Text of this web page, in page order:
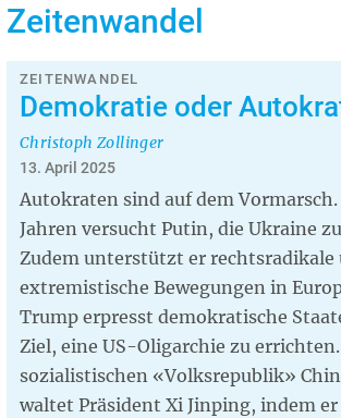
Zeitenwandel
ZEITENWANDEL
Demokratie oder
Christoph Zollinger
13. April 2025
Autokraten sind auf dem
Jahren versucht Putin, die Ukraine
Zudem unterstützt er rechtsradikale
extremistische Bewegungen in
Trump erpresst demokratische
Ziel, eine US-Oligarchie zu
sozialistischen «Volksrepublik»
waltet Präsident Xi Jinping, indem